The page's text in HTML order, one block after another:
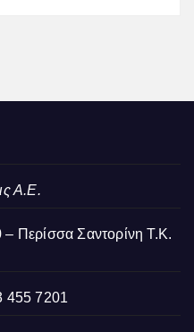
Α.Ε.
Περίσσα Σαντορίνη Τ.Κ.
455 7201